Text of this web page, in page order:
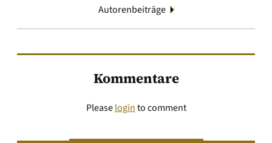
Autorenbeiträge
Kommentare
Pleaseloginto comment